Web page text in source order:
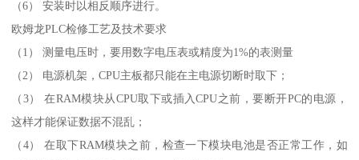
（6） 安装时以相反顺序进行。
欧姆龙PLC检修工艺及技术要求
（1） 测量电压时，要用数字电压表或精度为1%的表测量
（2） 电源机架，CPU主板都只能在主电源切断时取下；
（3） 在RAM模块从CPU取下或插入CPU之前，要断开PC的电源，
这样才能保证数据不混乱；
（4） 在取下RAM模块之前，检查一下模块电池是否正常工作，如